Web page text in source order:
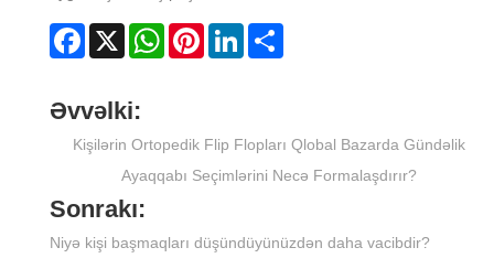
Facebook
X WhatsAppPinterestLinkedIn
Əvvəlki:
Kişilərin Ortopedik Flip Flopları Qlobal Bazarda Gündəlik
Ayaqqabı Seçimlərini Necə Formalaşdırır?
Sonrakı:
Niyə kişi başmaqları düşündüyünüzdən daha vacibdir?